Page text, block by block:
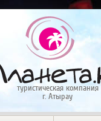
туристическая компания
г. Атырау